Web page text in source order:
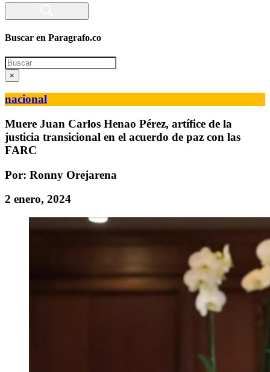
Buscar en Paragrafo.co
Search
×
nacional
Muere Juan Carlos Henao Pérez, artífice de la
justicia transicional en el acuerdo de paz con las
FARC
Por: Ronny Orejarena
2 enero, 2024